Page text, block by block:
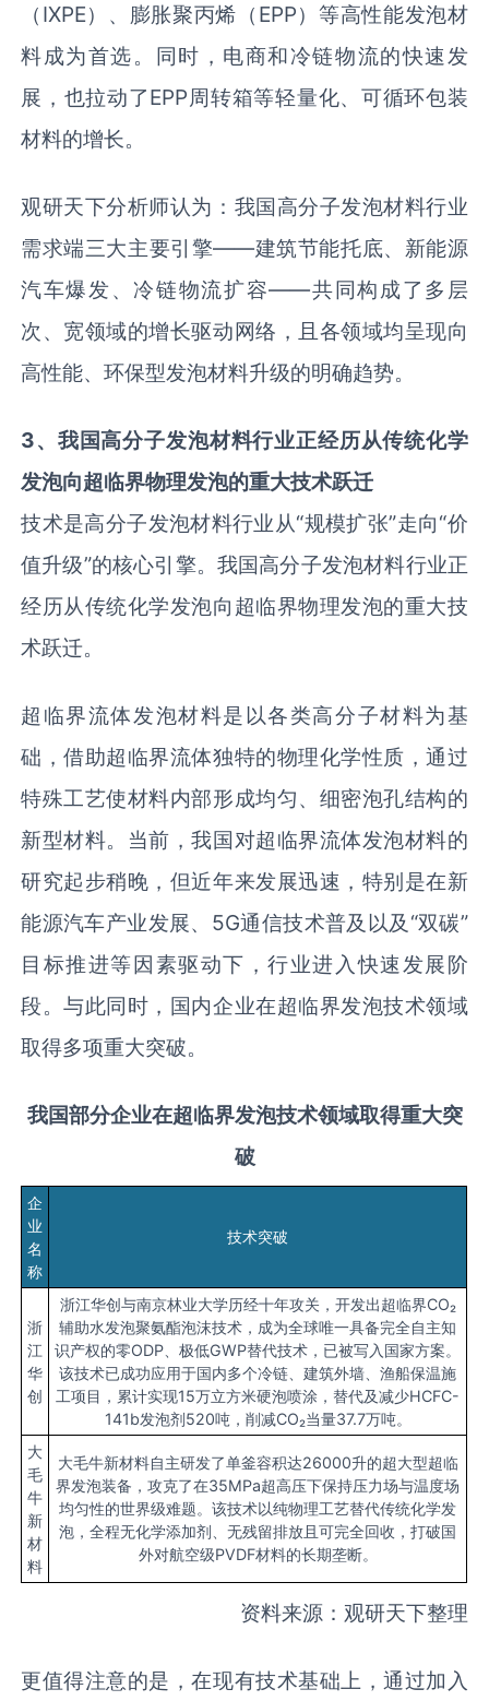
（IXPE）、膨胀聚丙烯（EPP）等高性能发泡材
料成为首选。同时，电商和冷链物流的快速发
展，也拉动了EPP周转箱等轻量化、可循环包装
材料的增长。
观研天下分析师认为：我国高分子发泡材料行业
需求端三大主要引擎——建筑节能托底、新能源
汽车爆发、冷链物流扩容——共同构成了多层
次、宽领域的增长驱动网络，且各领域均呈现向
高性能、环保型发泡材料升级的明确趋势。
3、 我国高分子发泡材料行业正经历从传统化学
发泡向超临界物理发泡的重大技术跃迁
技术是高分子发泡材料行业从“规模扩张”走向“价
值升级”的核心引擎。我国高分子发泡材料行业正
经历从传统化学发泡向超临界物理发泡的重大技
术跃迁。
超临界流体发泡材料是以各类高分子材料为基
础，借助超临界流体独特的物理化学性质，通过
特殊工艺使材料内部形成均匀、细密泡孔结构的
新型材料。当前，我国对超临界流体发泡材料的
研究起步稍晚，但近年来发展迅速，特别是在新
能源汽车产业发展、5G通信技术普及以及“双碳”
目标推进等因素驱动下，行业进入快速发展阶
段。与此同时，国内企业在超临界发泡技术领域
取得多项重大突破。
我国部分企业在超临界发泡技术领域取得重大突
破
企
业
名
称
技术突破
浙
江
华
创
浙江华创与南京林业大学历经十年攻关，开发出超临界CO₂
辅助水发泡聚氨酯泡沫技术，成为全球唯一具备完全自主知
识产权的零ODP、极低GWP替代技术，已被写入国家方案。
该技术已成功应用于国内多个冷链、建筑外墙、渔船保温施
工项目，累计实现15万立方米硬泡喷涂，替代及减少HCFC-
141b发泡剂520吨，削减CO₂当量37.7万吨。
大
毛
牛
新
材
料
大毛牛新材料自主研发了单釜容积达26000升的超大型超临
界发泡装备，攻克了在35MPa超高压下保持压力场与温度场
均匀性的世界级难题。该技术以纯物理工艺替代传统化学发
泡，全程无化学添加剂、无残留排放且可完全回收，打破国
外对航空级PVDF材料的长期垄断。
资料来源：观研天下整理
更值得注意的是，在现有技术基础上，通过加入